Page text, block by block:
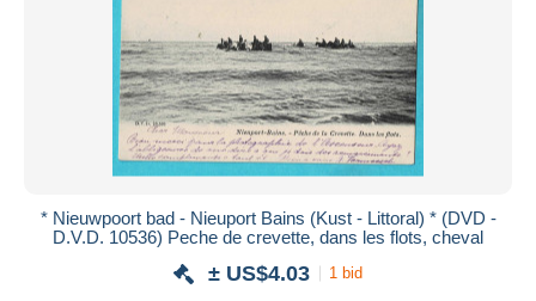
* Nieuwpoort bad - Nieuport Bains (Kust - Littoral) * (DVD -
D.V.D. 10536) Peche de crevette, dans les flots, cheval
± US$4.03 1 bid